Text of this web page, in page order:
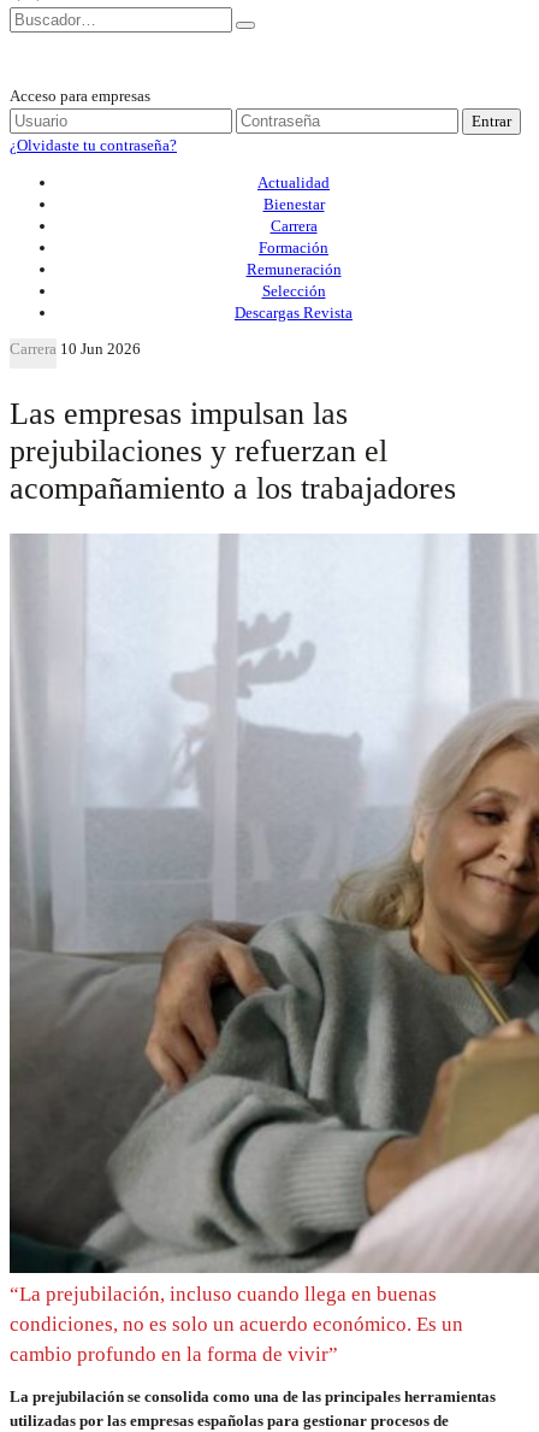
Acceso para empresas
Entrar
¿Olvidaste tu contraseña?
Actualidad
Bienestar
Carrera
Formación
Remuneración
Selección
Descargas Revista
Carrera 10 Jun 2026
Las empresas impulsan las
prejubilaciones y refuerzan el
acompañamiento a los trabajadores
“La prejubilación, incluso cuando llega en buenas
condiciones, no es solo un acuerdo económico. Es un
cambio profundo en la forma de vivir”
La prejubilación se consolida como una de las principales herramientas
utilizadas por las empresas españolas para gestionar procesos de